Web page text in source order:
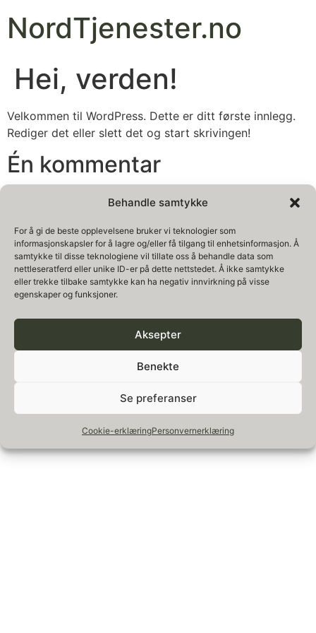
Behandle samtykke
For å gi de beste opplevelsene bruker vi teknologier som
informasjonskapsler for å lagre og/eller få tilgang til enhetsinformasjon. Å
samtykke til disse teknologiene vil tillate oss å behandle data som
nettleseratferd eller unike ID-er på dette nettstedet. Å ikke samtykke
eller trekke tilbake samtykke kan ha negativ innvirkning på visse
egenskaper og funksjoner.
Aksepter
Benekte
Se preferanser
Cookie-erklæringPersonvernerklæring
NordTjenester.no
Hei, verden!
Velkommen til WordPress. Dette er ditt første innlegg.
Rediger det eller slett det og start skrivingen!
Én kommentar
Hei, dette er en kommentar.
For å starte med moderering, redigering og sletting av
kommentarer, gå til Kommentar-skjermen i kontrollpanelet.
Kommentator-avatarer kommer fra
All rights reserved